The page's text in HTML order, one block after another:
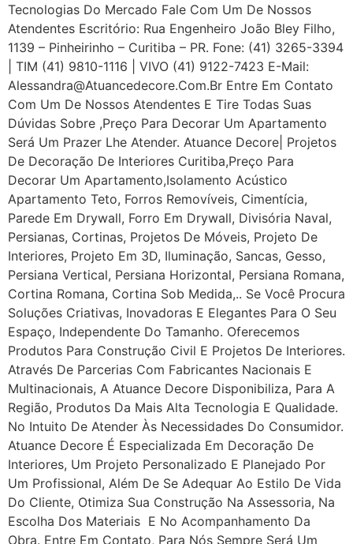
Tecnologias Do Mercado Fale Com Um De Nossos
Atendentes Escritório: Rua Engenheiro João Bley Filho,
1139 – Pinheirinho – Curitiba – PR. Fone: (41) 3265-3394
| TIM (41) 9810-1116 | VIVO (41) 9122-7423 E-Mail:
Alessandra@atuancedecore.com.br Entre Em Contato
Com Um De Nossos Atendentes E Tire Todas Suas
Dúvidas Sobre ,Preço Para Decorar Um Apartamento
Será Um Prazer Lhe Atender. Atuance Decore| Projetos
De Decoração De Interiores Curitiba,Preço Para
Decorar Um Apartamento,Isolamento Acústico
Apartamento Teto, Forros Removíveis, Cimentícia,
Parede Em Drywall, Forro Em Drywall, Divisória Naval,
Persianas, Cortinas, Projetos De Móveis, Projeto De
Interiores, Projeto Em 3D, Iluminação, Sancas, Gesso,
Persiana Vertical, Persiana Horizontal, Persiana Romana,
Cortina Romana, Cortina Sob Medida,.. Se Você Procura
Soluções Criativas, Inovadoras E Elegantes Para O Seu
Espaço, Independente Do Tamanho. Oferecemos
Produtos Para Construção Civil E Projetos De Interiores.
Através De Parcerias Com Fabricantes Nacionais E
Multinacionais, A Atuance Decore Disponibiliza, Para A
Região, Produtos Da Mais Alta Tecnologia E Qualidade.
No Intuito De Atender Às Necessidades Do Consumidor.
Atuance Decore É Especializada Em Decoração De
Interiores, Um Projeto Personalizado E Planejado Por
Um Profissional, Além De Se Adequar Ao Estilo De Vida
Do Cliente, Otimiza Sua Construção Na Assessoria, Na
Escolha Dos Materiais E No Acompanhamento Da
Obra. Entre Em Contato, Para Nós Sempre Será Um